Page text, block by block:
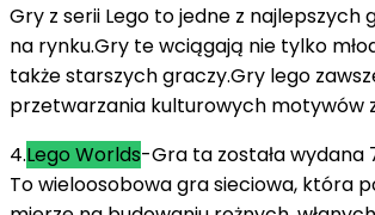
Gry z serii Lego to jedne z najlepszych
na rynku.Gry te wciągają nie tylko
także starszych graczy.Gry lego
przetwarzania kulturowych motywów
4.Lego Worlds-Gra ta została wydana
To wieloosobowa gra sieciowa, która